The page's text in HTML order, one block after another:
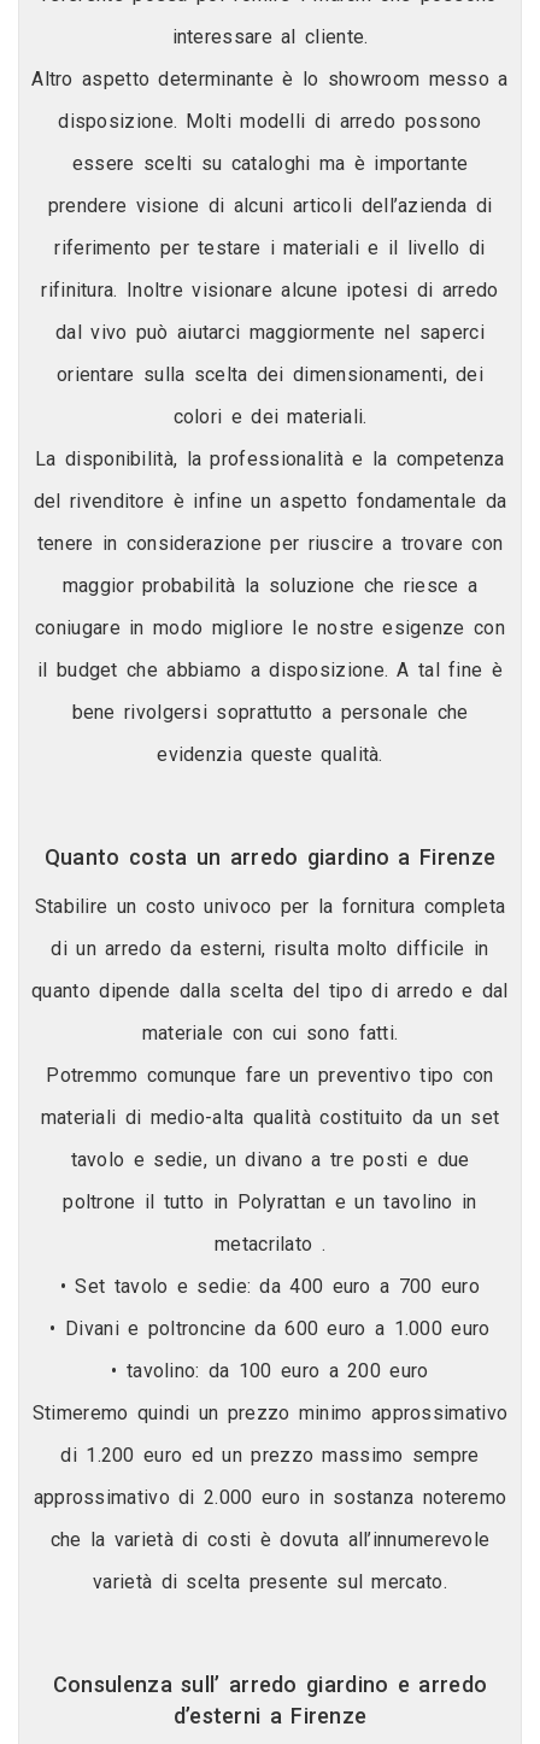
interessare al cliente.
Altro aspetto determinante è lo showroom messo a
disposizione. Molti modelli di arredo possono
essere scelti su cataloghi ma è importante
prendere visione di alcuni articoli dell’azienda di
riferimento per testare i materiali e il livello di
rifinitura. Inoltre visionare alcune ipotesi di arredo
dal vivo può aiutarci maggiormente nel saperci
orientare sulla scelta dei dimensionamenti, dei
colori e dei materiali.
La disponibilità, la professionalità e la competenza
del rivenditore è infine un aspetto fondamentale da
tenere in considerazione per riuscire a trovare con
maggior probabilità la soluzione che riesce a
coniugare in modo migliore le nostre esigenze con
il budget che abbiamo a disposizione. A tal fine è
bene rivolgersi soprattutto a personale che
evidenzia queste qualità.
Quanto costa un arredo giardino a Firenze
Stabilire un costo univoco per la fornitura completa
di un arredo da esterni, risulta molto difficile in
quanto dipende dalla scelta del tipo di arredo e dal
materiale con cui sono fatti.
Potremmo comunque fare un preventivo tipo con
materiali di medio-alta qualità costituito da un set
tavolo e sedie, un divano a tre posti e due
poltrone il tutto in Polyrattan e un tavolino in
metacrilato .
• Set tavolo e sedie: da 400 euro a 700 euro
• Divani e poltroncine da 600 euro a 1.000 euro
• tavolino: da 100 euro a 200 euro
Stimeremo quindi un prezzo minimo approssimativo
di 1.200 euro ed un prezzo massimo sempre
approssimativo di 2.000 euro in sostanza noteremo
che la varietà di costi è dovuta all’innumerevole
varietà di scelta presente sul mercato.
Consulenza sull’ arredo giardino e arredo
d’esterni a Firenze